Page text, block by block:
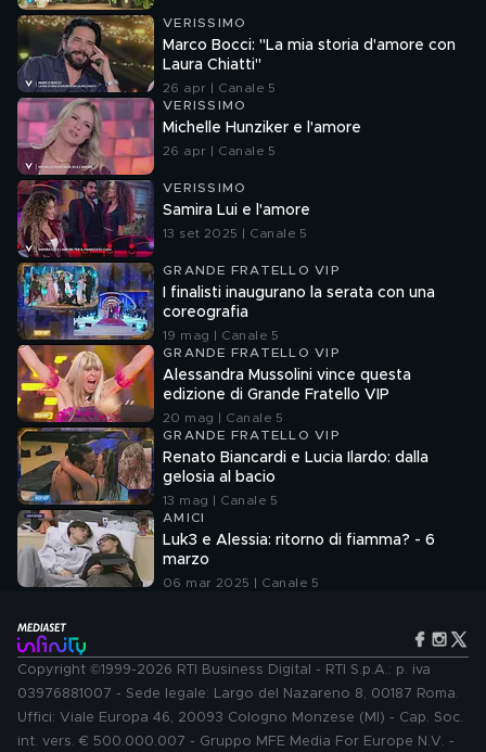
VERISSIMO
Marco Bocci: "La mia storia d'amore con
Laura Chiatti"
26 apr | Canale 5
VERISSIMO
Michelle Hunziker e l'amore
26 apr | Canale 5
VERISSIMO
Samira Lui e l'amore
13 set 2025 | Canale 5
GRANDE FRATELLO VIP
I finalisti inaugurano la serata con una
coreografia
19 mag | Canale 5
GRANDE FRATELLO VIP
Alessandra Mussolini vince questa
edizione di Grande Fratello VIP
20 mag | Canale 5
GRANDE FRATELLO VIP
Renato Biancardi e Lucia Ilardo: dalla
gelosia al bacio
13 mag | Canale 5
AMICI
Luk3 e Alessia: ritorno di fiamma? - 6
marzo
06 mar 2025 | Canale 5
Copyright ©1999-2026 RTI Business Digital - RTI S.p.A.: p. iva
03976881007 - Sede legale: Largo del Nazareno 8, 00187 Roma.
Uffici: Viale Europa 46, 20093 Cologno Monzese (MI) - Cap. Soc.
int. vers. € 500.000.007 - Gruppo MFE Media For Europe N.V. -